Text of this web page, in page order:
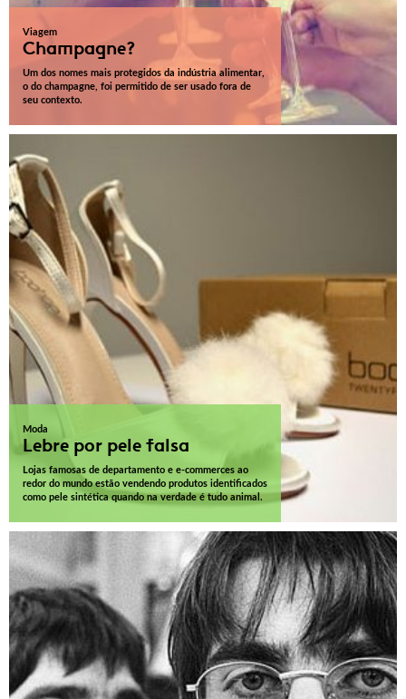
Viagem
Champagne?
Um dos nomes mais protegidos da indústria alimentar,
o do champagne, foi permitido de ser usado fora de
seu contexto.
Moda
Lebre por pele falsa
Lojas famosas de departamento e e-commerces ao
redor do mundo estão vendendo produtos identificados
como pele sintética quando na verdade é tudo animal.